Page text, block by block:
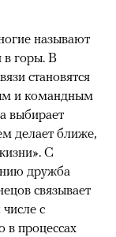
называют
в горы. В
становятся
и командным
выбирает
делает ближе,
С
дружба
связывает
с
в процессах